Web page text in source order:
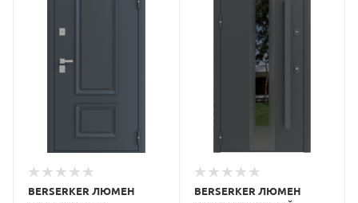
BERSERKER ЛЮМЕН
BERSERKER ЛЮМЕН